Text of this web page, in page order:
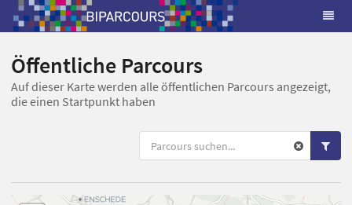
Öffentliche Parcours
Auf dieser Karte werden alle öffentlichen Parcours angezeigt,
die einen Startpunkt haben